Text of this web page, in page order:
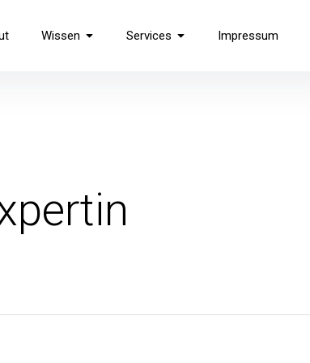
Wissen Services Impressum